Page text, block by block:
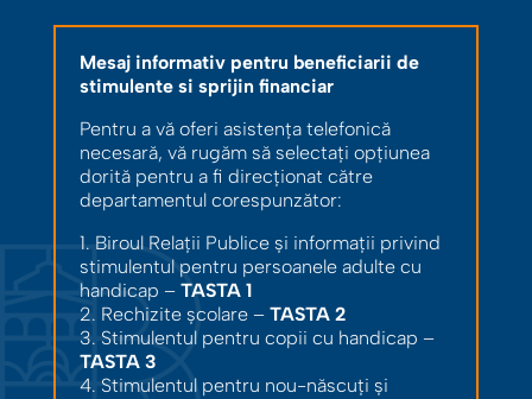
Mesaj informativ pentru beneficiarii de
stimulente si sprijin financiar
Pentru a vă oferi asistența telefonică
necesară, vă rugăm să selectați opțiunea
dorită pentru a fi direcționat către
departamentul corespunzător:
1. Biroul Relații Publice și informații privind
stimulentul pentru persoanele adulte cu
handicap – TASTA 1
2. Rechizite școlare – TASTA 2
3. Stimulentul pentru copii cu handicap –
TASTA 3
4. Stimulentul pentru nou-născuți și